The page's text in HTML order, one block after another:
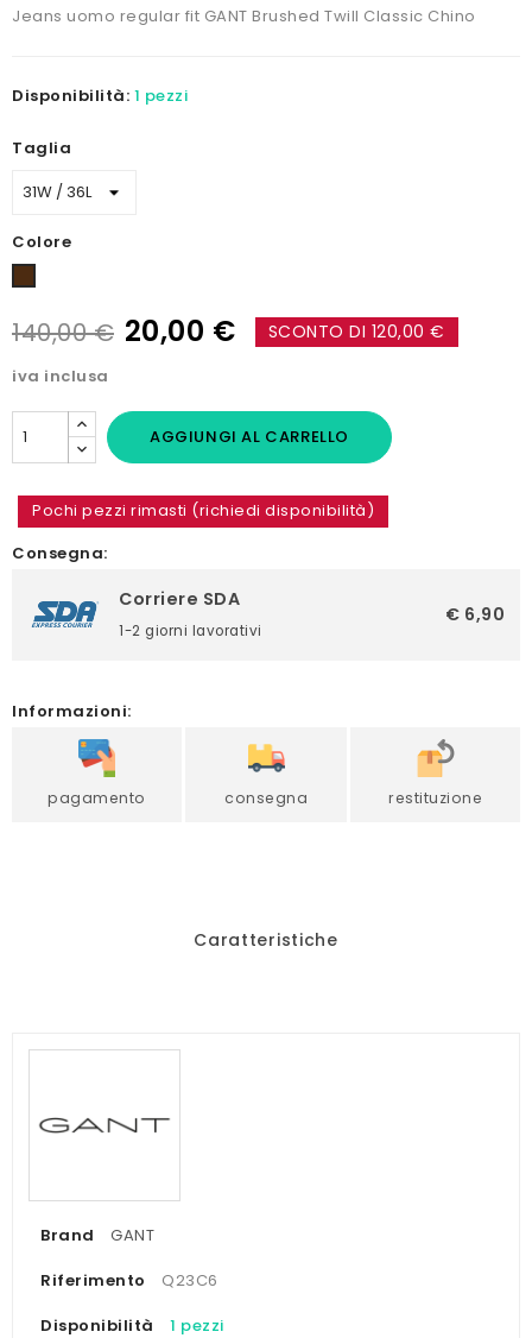
Jeans uomo regular fit GANT Brushed Twill Classic Chino
Disponibilità: 1 pezzi
Taglia
Colore
140,00 € 20,00 € SCONTO DI 120,00 €
iva inclusa
AGGIUNGI AL CARRELLO
Pochi pezzi rimasti (richiedi disponibilità)
Consegna:
Corriere SDA
1-2 giorni lavorativi
€ 6,90
Informazioni:
pagamento consegna restituzione
Caratteristiche
Brand
GANT
Riferimento
Q23C6
Disponibilità
1 pezzi